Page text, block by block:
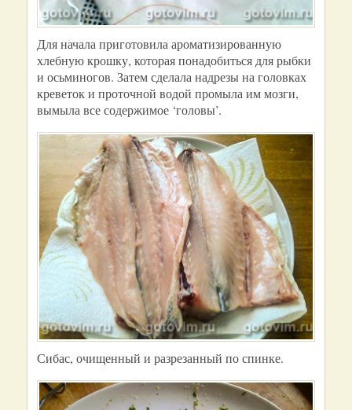
Для начала приготовила ароматизированную
хлебную крошку, которая понадобиться для рыбки
и осьминогов. Затем сделала надрезы на головках
креветок и проточной водой промыла им мозги,
вымыла все содержимое ‘головы’.
Сибас, очищенный и разрезанный по спинке.